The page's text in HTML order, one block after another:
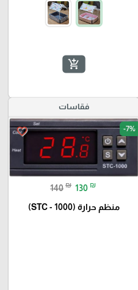
add_shopping_cart
فقاسات
favorite_border -7%
140 ₪ 130 ₪
منظم حرارة (STC - 1000)